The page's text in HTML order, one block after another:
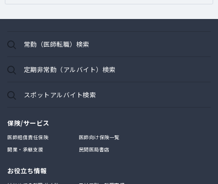
常勤（医師転職）検索
定期非常勤（アルバイト）検索
スポットアルバイト検索
保険/サービス
医師賠償責任保険
医師向け保険一覧
開業・承継支援
民間医局書店
お役立ち情報